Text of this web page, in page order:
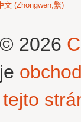
文 (Zhongwen,繁)
2026